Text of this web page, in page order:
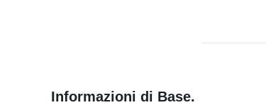
Informazioni di Base.